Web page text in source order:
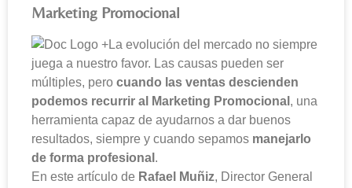
Marketing Promocional
La evolución del mercado no siempre
juega a nuestro favor. Las causas pueden ser
múltiples, pero cuando las ventas descienden
podemos recurrir al Marketing Promocional , una
herramienta capaz de ayudarnos a dar buenos
resultados, siempre y cuando sepamos manejarlo
de forma profesional .
En este artículo de Rafael Muñiz, Director General